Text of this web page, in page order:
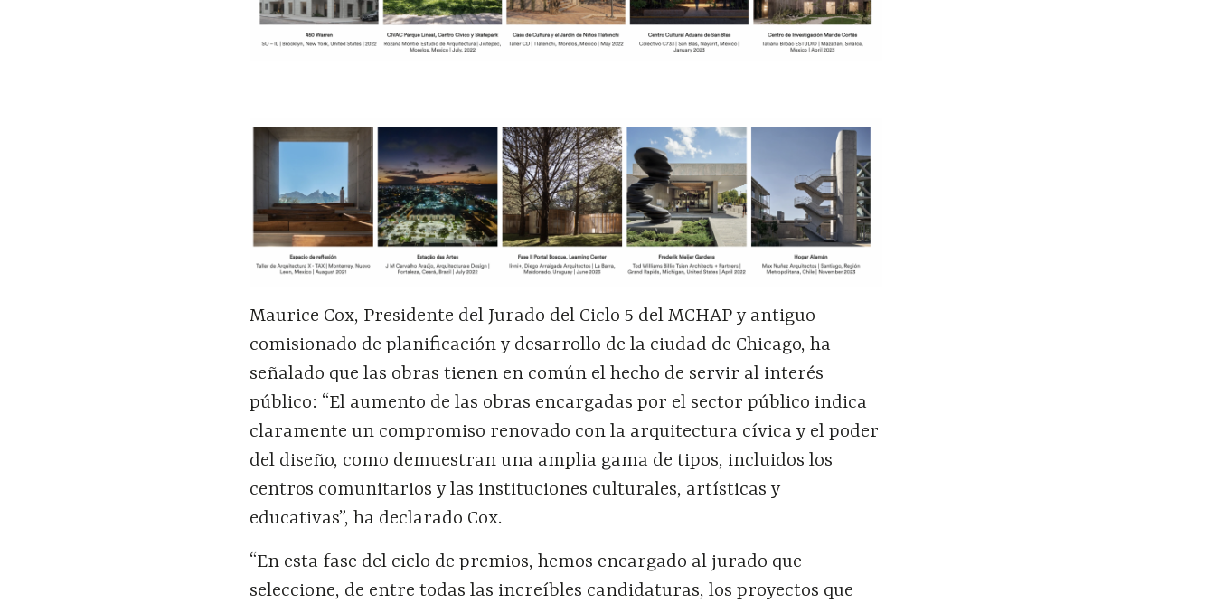
Maurice Cox, Presidente del Jurado del Ciclo 5 del MCHAP y antiguo
comisionado de planificación y desarrollo de la ciudad de Chicago, ha
señalado que las obras tienen en común el hecho de servir al interés
público: “El aumento de las obras encargadas por el sector público indica
claramente un compromiso renovado con la arquitectura cívica y el poder
del diseño, como demuestran una amplia gama de tipos, incluidos los
centros comunitarios y las instituciones culturales, artísticas y
educativas”, ha declarado Cox.
“En esta fase del ciclo de premios, hemos encargado al jurado que
seleccione, de entre todas las increíbles candidaturas, los proyectos que